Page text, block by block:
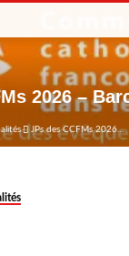
2026 –
JPs des CCFMs 2026…